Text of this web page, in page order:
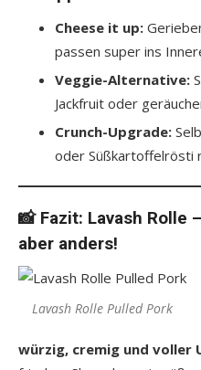
Cheese it up:
passen super ins
Veggie-Alternative:
Jackfruit oder
Crunch-Upgrade:
oder Süßkartoffelrösti
📸 Fazit: Lavash Rolle
aber anders!
Lavash Rolle Pulled Pork
würzig, cremig und voller